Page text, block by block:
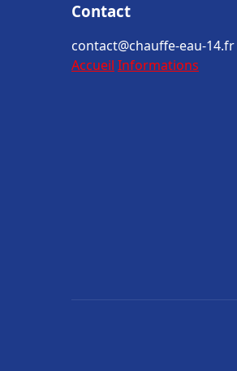
Contact
contact@chauffe-eau-14.fr
Accueil Informations